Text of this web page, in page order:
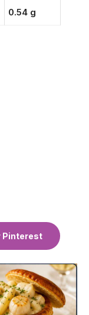
0.54 g
Pinterest